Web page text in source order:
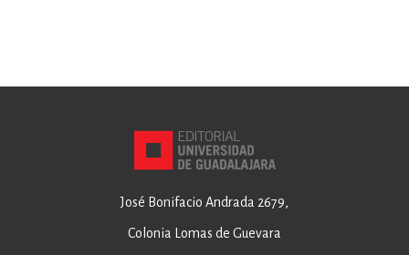
José Bonifacio Andrada 2679,
Colonia Lomas de Guevara